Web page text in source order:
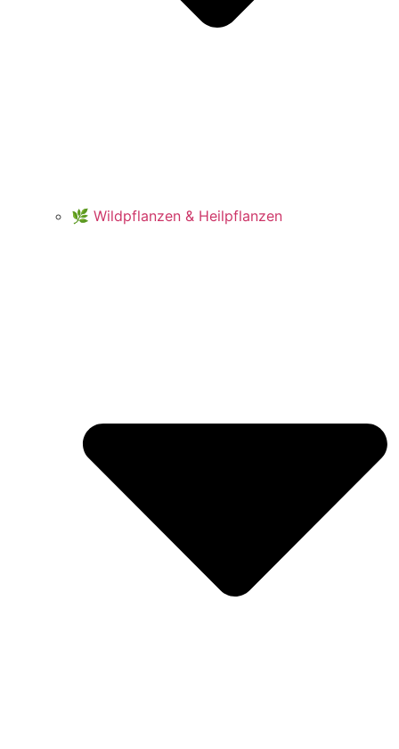
🌿 Wildpflanzen & Heilpflanzen